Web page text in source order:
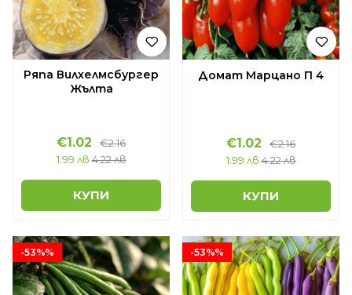
Ряпа Вилхелмсбургер
Жълта
€1.02
€2.16
1.99 лв 4.22 лв
КУПИ
Домат Марцано П 4
€1.02
€2.16
1.99 лв 4.22 лв
КУПИ
-53%% -53%%